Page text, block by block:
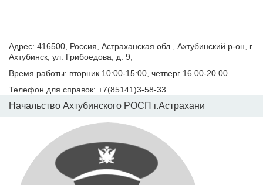
Адрес: 416500, Россия, Астраханская обл., Ахтубинский р-он, г.
Ахтубинск, ул. Грибоедова, д. 9,
Время работы: вторник 10:00-15:00, четверг 16.00-20.00
Телефон для справок: +7(85141)3-58-33
Начальство Ахтубинского РОСП г.Астрахани